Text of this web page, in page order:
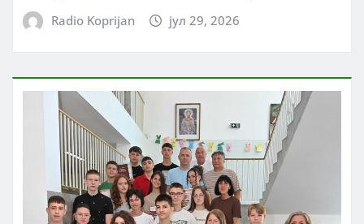
Radio Koprijan јул 29, 2026